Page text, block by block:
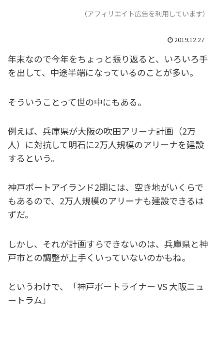
（アフィリエイト広告を利用しています）
2019.12.27
年末なので今年をちょっと振り返ると、いろいろ手
を出して、中途半端になっているのことが多い。
そういうことって世の中にもある。
例えば、兵庫県が大阪の吹田アリーナ計画（2万
人）に対抗して明石に2万人規模のアリーナを建設
するという。
神戸ポートアイランド2期には、空き地がいくらで
もあるので、2万人規模のアリーナも建設できるは
ずだ。
しかし、それが計画すらできないのは、兵庫県と神
戸市との調整が上手くいっていないのかもね。
というわけで、「神戸ポートライナー VS 大阪ニュ
ートラム」